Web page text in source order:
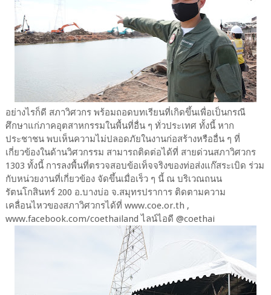
อย่างไรก็ดี สภาวิศวกร พร้อมถอดบทเรียนที่เกิดขึ้นเพื่อเป็นกรณี
ศึกษาแก่ภาคอุตสาหกรรมในพื้นที่อื่น ๆ ทั่วประเทศ ทั้งนี้ หาก
ประชาชน พบเห็นความไม่ปลอดภัยในงานก่อสร้างหรืออื่น ๆ ที่
เกี่ยวข้องในด้านวิศวกรรม สามารถติดต่อได้ที่ สายด่วนสภาวิศวกร
1303 ทั้งนี้ การลงพื้นที่ตรวจสอบข้อเท็จจริงของท่อส่งแก๊สระเบิด ร่วม
กับหน่วยงานที่เกี่ยวข้อง จัดขึ้นเมื่อเร็ว ๆ นี้ ณ บริเวณถนน
รัตนโกสินทร์ 200 อ.บางบ่อ จ.สมุทรปราการ ติดตามความ
เคลื่อนไหวของสภาวิศวกรได้ที่ www.coe.or.th ,
www.facebook.com/coethailand ไลน์ไอดี @coethai